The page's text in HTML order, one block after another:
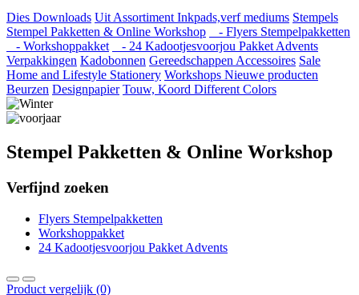
Dies Downloads Uit Assortiment Inkpads,verf mediums Stempels
Stempel Pakketten & Online Workshop
- Flyers Stempelpakketten
- Workshoppakket
- 24 Kadootjesvoorjou Pakket Advents
Verpakkingen Kadobonnen Gereedschappen Accessoires Sale
Home and Lifestyle Stationery Workshops Nieuwe producten
Beurzen Designpapier Touw, Koord Different Colors
Stempel Pakketten & Online Workshop
Verfijnd zoeken
Flyers Stempelpakketten
Workshoppakket
24 Kadootjesvoorjou Pakket Advents
Product vergelijk (0)